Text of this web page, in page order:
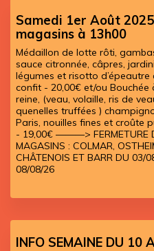
Samedi 1er Août
magasins à 13h00
Médaillon de lotte rôti,
sauce citronnée, câpres,
légumes et risotto d’épeautre
confit - 20,00€ et/ou Bouchée
reine, (veau, volaille, ris de
quenelles truffées )
Paris, nouilles fines et croûte
- 19,00€ ———> FERMETURE
MAGASINS : COLMAR,
CHÂTENOIS ET BARR DU 03/
08/08/26
INFO SEMAINE DU 10